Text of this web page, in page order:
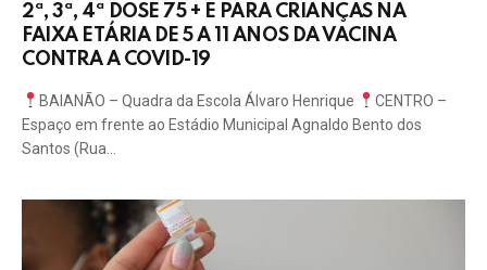
2ª, 3ª, 4ª DOSE 75 + E PARA CRIANÇAS NA
FAIXA ETÁRIA DE 5 A 11 ANOS DA VACINA
CONTRA A COVID-19
BAIANÃO – Quadra da Escola Álvaro Henrique
CENTRO –
Espaço em frente ao Estádio Municipal Agnaldo Bento dos
Santos (Rua…